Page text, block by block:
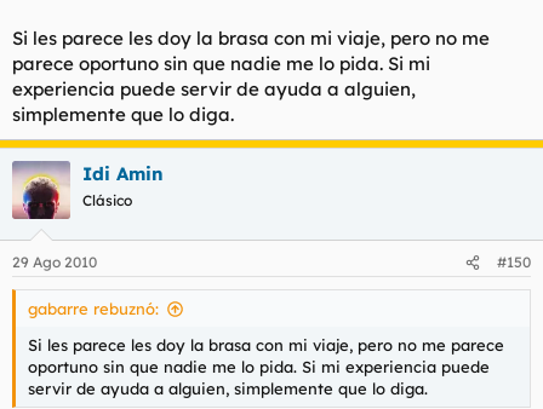
Si les parece les doy la brasa con mi viaje, pero no me
parece oportuno sin que nadie me lo pida. Si mi
experiencia puede servir de ayuda a alguien,
simplemente que lo diga.
Idi Amin
Clásico
29 Ago 2010 #150
gabarre rebuznó:
Si les parece les doy la brasa con mi viaje, pero no me parece
oportuno sin que nadie me lo pida. Si mi experiencia puede
servir de ayuda a alguien, simplemente que lo diga.